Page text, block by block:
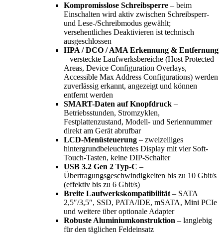
Kompromisslose Schreibsperre – beim
Einschalten wird aktiv zwischen Schreibsperr-
und Lese-/Schreibmodus gewählt;
versehentliches Deaktivieren ist technisch
ausgeschlossen
HPA / DCO / AMA Erkennung & Entfernung
– versteckte Laufwerksbereiche (Host Protected
Areas, Device Configuration Overlays,
Accessible Max Address Configurations) werden
zuverlässig erkannt, angezeigt und können
entfernt werden
SMART-Daten auf Knopfdruck –
Betriebsstunden, Stromzyklen,
Festplattenzustand, Modell- und Seriennummer
direkt am Gerät abrufbar
LCD-Menüsteuerung – zweizeiliges
hintergrundbeleuchtetes Display mit vier Soft-
Touch-Tasten, keine DIP-Schalter
USB 3.2 Gen 2 Typ-C –
Übertragungsgeschwindigkeiten bis zu 10 Gbit/s
(effektiv bis zu 6 Gbit/s)
Breite Laufwerkskompatibilität – SATA
2,5″/3,5″, SSD, PATA/IDE, mSATA, Mini PCIe
und weitere über optionale Adapter
Robuste Aluminiumkonstruktion – langlebig
für den täglichen Feldeinsatz